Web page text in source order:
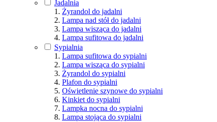
Jadalnia
Żyrandol do jadalni
Lampa nad stół do jadalni
Lampa wisząca do jadalni
Lampa sufitowa do jadalni
Sypialnia
Lampa sufitowa do sypialni
Lampa wisząca do sypialni
Żyrandol do sypialni
Plafon do sypialni
Oświetlenie szynowe do sypialni
Kinkiet do sypialni
Lampka nocna do sypialni
Lampa stojąca do sypialni